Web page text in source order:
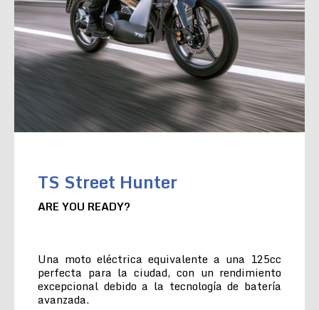
TS Street Hunter
ARE YOU READY?
Una moto eléctrica equivalente a una 125cc
perfecta para la ciudad, con un rendimiento
excepcional debido a la tecnología de batería
avanzada.